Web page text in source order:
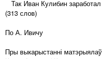
Так Иван Кулибин
(313 слов)
По А. Ивичу
Пры выкарыстанні